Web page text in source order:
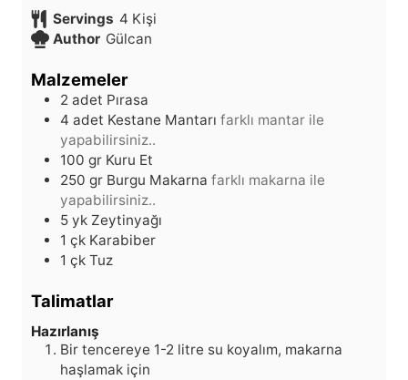
Servings 4 Kişi
Author Gülcan
Malzemeler
2 adet Pırasa
4 adet Kestane Mantarı farklı mantar ile
yapabilirsiniz..
100 gr Kuru Et
250 gr Burgu Makarna farklı makarna ile
yapabilirsiniz..
5 yk Zeytinyağı
1 çk Karabiber
1 çk Tuz
Talimatlar
Hazırlanış
Bir tencereye 1-2 litre su koyalım, makarna
haşlamak için